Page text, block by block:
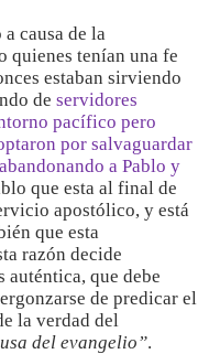
causa de la
quienes tenían una fe
estaban sirviendo
de servidores
pacífico pero
por salvaguardar
a Pablo y
que esta al final de
apostólico, y está
que esta
razón decide
auténtica, que debe
de predicar el
la verdad del
del evangelio”.